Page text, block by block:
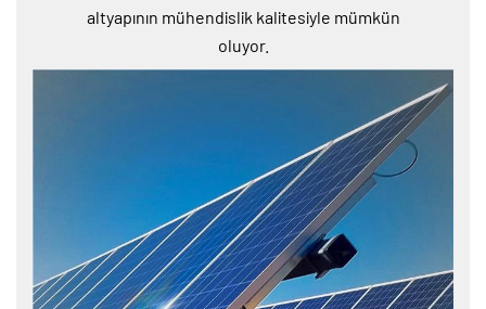
altyapının mühendislik kalitesiyle mümkün
oluyor.